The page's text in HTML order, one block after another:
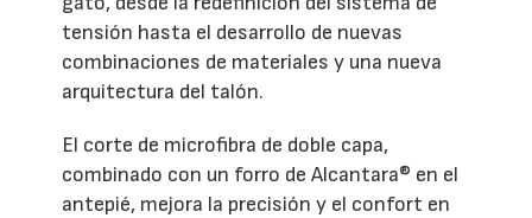
tensión hasta el desarrollo de nuevas
combinaciones de materiales y una nueva
arquitectura del talón.
El corte de microfibra de doble capa,
combinado con un forro de Alcantara® en el
antepié, mejora la precisión y el confort en